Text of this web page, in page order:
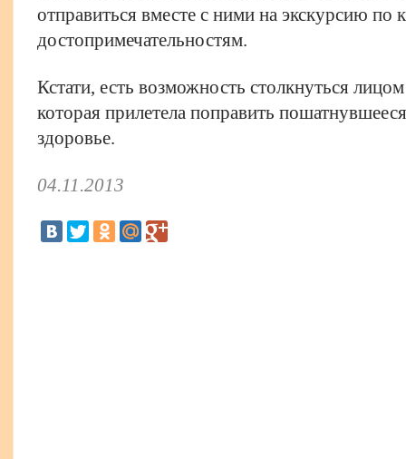
отправиться вместе с ними на экскурсию по
достопримечательностям.
Кстати, есть возможность столкнуться
которая прилетела поправить
здоровье.
04.11.2013